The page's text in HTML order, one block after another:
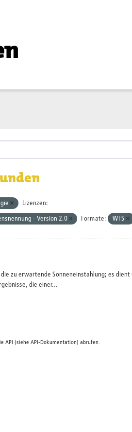
Lizenzen:
- Version 2.0 Formate: WFS
zu erwartende Sonneneinstahlung; es
die einer...
API (siehe API-Dokumentation) abrufen.